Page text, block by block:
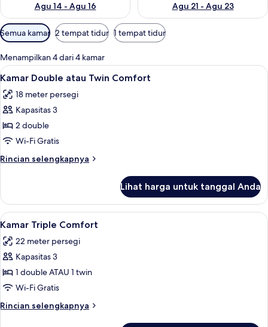
Agu 14 - Agu 16
Agu 21 - Agu 23
Filter
tersedia
untuk
kamar
Semua kamar 2 tempat tidur 1 tempat tidur
Menampilkan 4 dari 4 kamar
Lihat
semua
foto
untuk
Kamar
Double
atau
Twin
Tempat tidur bayi (biaya
4
Kamar Double atau Twin Comfort
18 meter persegi
Kapasitas 3
2 double
Wi-Fi Gratis
Rincian selengkapnya
Rincian
Kamar
Double
atau
Comfort
Lihat harga untuk tanggal Anda
Lihat
semua
foto
untuk
Kamar
Triple
Comfort
Tempat tidur bayi (biaya
4
Kamar Triple Comfort
22 meter persegi
Kapasitas 3
1 double ATAU 1 twin
Wi-Fi Gratis
Rincian selengkapnya
Rincian